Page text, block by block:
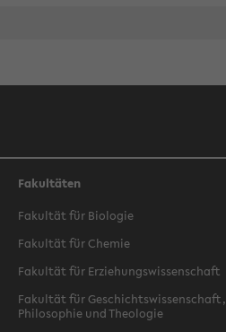
Fakultäten
Fakultät für Biologie
Fakultät für Chemie
Fakultät für Erziehungswissenschaft
Fakultät für Geschichtswissenschaft,
Philosophie und Theologie